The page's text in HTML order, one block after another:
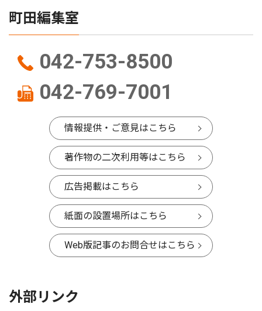
町田編集室
042-753-8500
042-769-7001
情報提供・ご意見はこちら
著作物の二次利用等はこちら
広告掲載はこちら
紙面の設置場所はこちら
Web版記事のお問合せはこちら
外部リンク